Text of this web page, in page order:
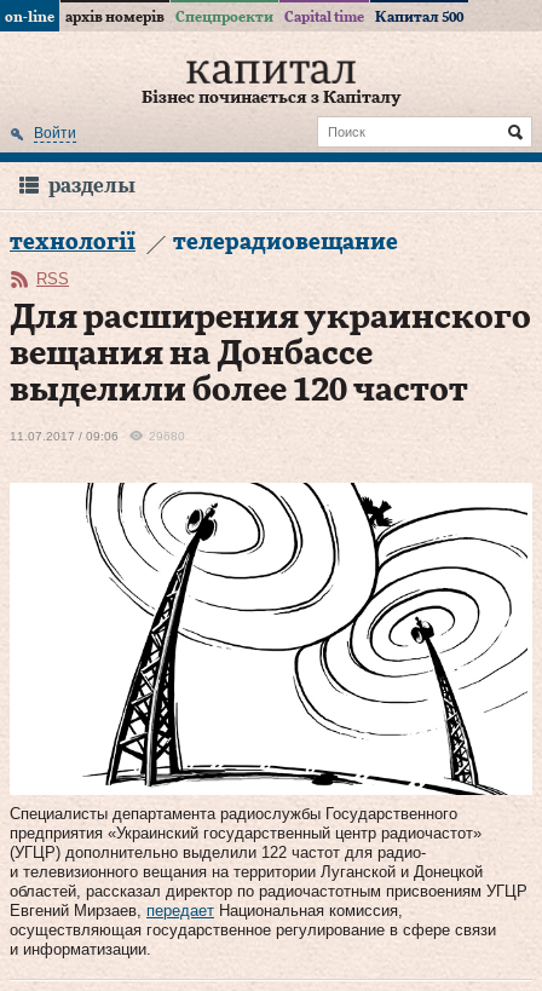
on-line архів номерів Спецпроекти Capital time Капитал 500
Бізнес починається з Капіталу
Войти
разделы
технології телерадиовещание
RSS
Для расширения украинского
вещания на Донбассе
выделили более 120 частот
11.07.2017 / 09:06 29680
Специалисты департамента радиослужбы Государственного
предприятия «Украинский государственный центр радиочастот»
(УГЦР) дополнительно выделили 122 частот для радио-
и телевизионного вещания на территории Луганской и Донецкой
областей, рассказал директор по радиочастотным присвоениям УГЦР
Евгений Мирзаев, передает Национальная комиссия,
осуществляющая государственное регулирование в сфере связи
и информатизации.